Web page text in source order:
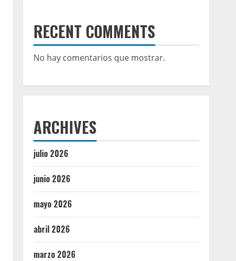
RECENT COMMENTS
No hay comentarios que mostrar.
ARCHIVES
julio 2026
junio 2026
mayo 2026
abril 2026
marzo 2026